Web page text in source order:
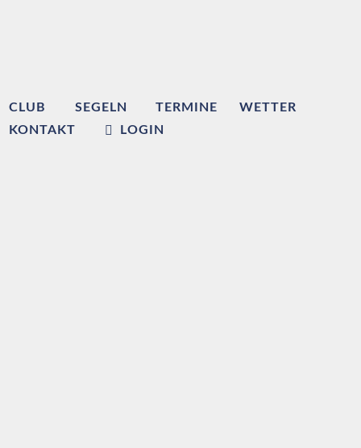
CLUB SEGELN TERMINE
WETTER
KONTAKT
LOGIN